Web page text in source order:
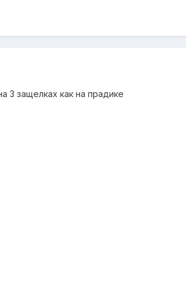
3 защелках как на прадике